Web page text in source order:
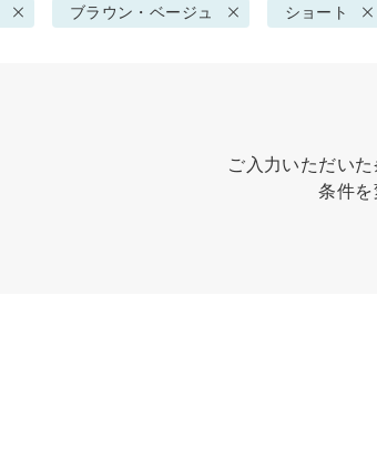
ブラウン・ベージュ ショート
ご入力いただい
条件を